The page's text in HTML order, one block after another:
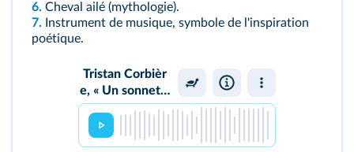
6. Cheval ailé (mythologie).
7.
Instrument de musique, symbole de l'inspiration
poétique.
Tristan Corbièr
e, « Un sonnet a
vec la manière d
e s'en servir »,
es Amours jaune
Christian Gazeau /